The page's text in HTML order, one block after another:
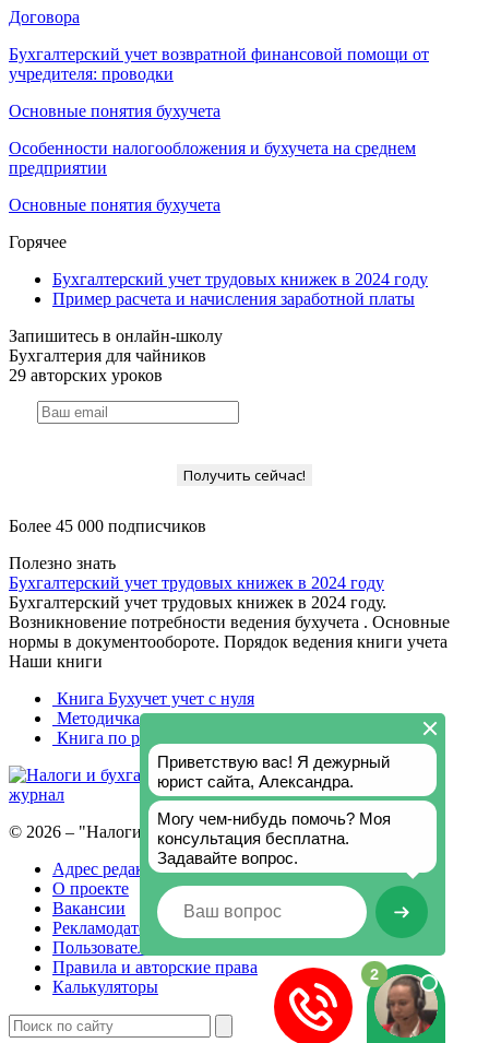
Договора
Бухгалтерский учет возвратной финансовой помощи от
учредителя: проводки
Основные понятия бухучета
Особенности налогообложения и бухучета на среднем
предприятии
Основные понятия бухучета
Горячее
Бухгалтерский учет трудовых книжек в 2024 году
Пример расчета и начисления заработной платы
Запишитесь в онлайн-школу
Бухгалтерия для чайников
29 авторских уроков
Получить сейчас!
Более 45 000 подписчиков
Полезно знать
Бухгалтерский учет трудовых книжек в 2024 году
Бухгалтерский учет трудовых книжек в 2024 году.
Возникновение потребности ведения бухучета . Основные
нормы в документообороте. Порядок ведения книги учета
Наши книги
Книга Бухучет учет с нуля
Методичка по расчету отпускных
Книга по расчету больничного и страховых выплат
Налоги и бухгалтерия
журнал
© 2026 – "Налоги и бухгалтерия"
Адрес редакции
О проекте
Вакансии
Рекламодателям
Пользовательское соглашение
Правила и авторские права
Калькуляторы